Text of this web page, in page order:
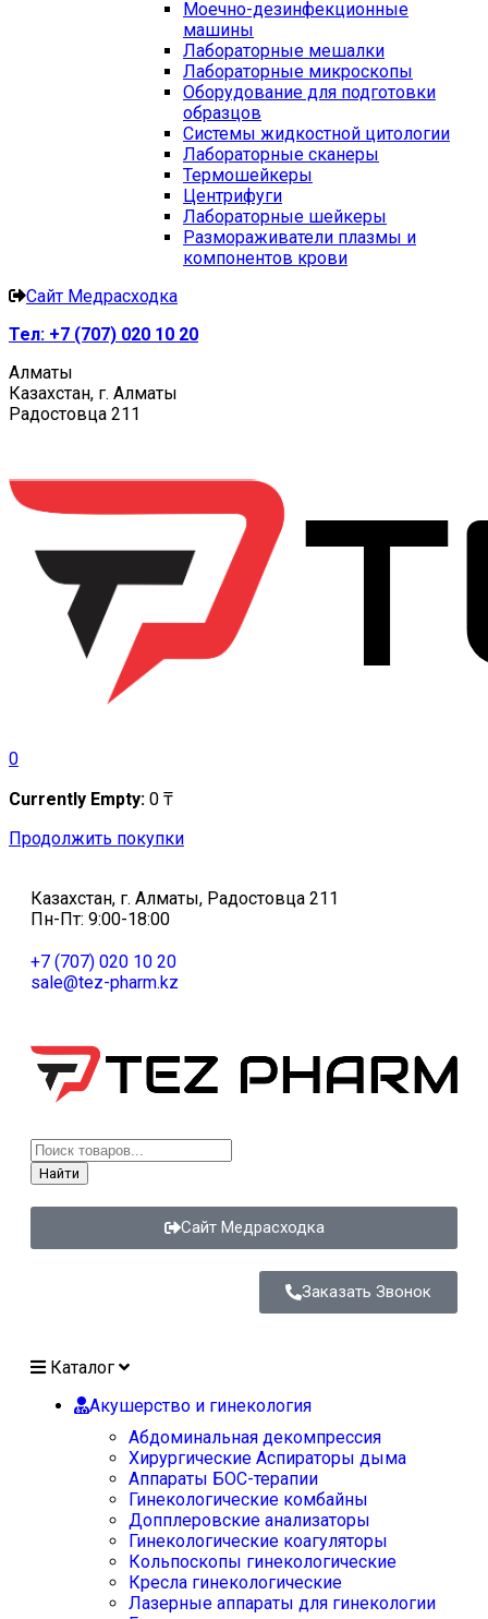
Моечно-дезинфекционные
машины
Лабораторные мешалки
Лабораторные микроскопы
Оборудование для подготовки
образцов
Системы жидкостной цитологии
Лабораторные сканеры
Термошейкеры
Центрифуги
Лабораторные шейкеры
Размораживатели плазмы и
компонентов крови
Сайт Медрасходка
Тел: +7 (707) 020 10 20
Алматы
Казахстан, г. Алматы
Радостовца 211
0
Currently Empty: 0 ₸
Продолжить покупки
Казахстан, г. Алматы, Радостовца 211
Пн-Пт: 9:00-18:00
+7 (707) 020 10 20
sale@tez-pharm.kz
Найти
Сайт Медрасходка
Заказать Звонок
Каталог
Акушерство и гинекология
Абдоминальная декомпрессия
Хирургические Аспираторы дыма
Аппараты БОС-терапии
Гинекологические комбайны
Допплеровские анализаторы
Гинекологические коагуляторы
Кольпоскопы гинекологические
Кресла гинекологические
Лазерные аппараты для гинекологии